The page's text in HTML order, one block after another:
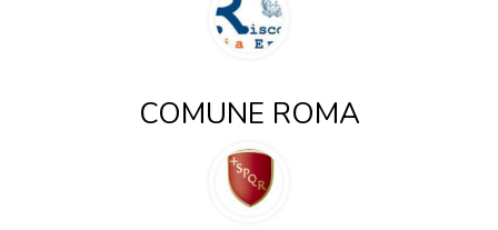
COMUNE ROMA